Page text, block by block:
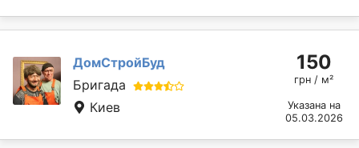
ДомСтройБуд
Бригада
Киев
150
грн / м²
Указана на
05.03.2026